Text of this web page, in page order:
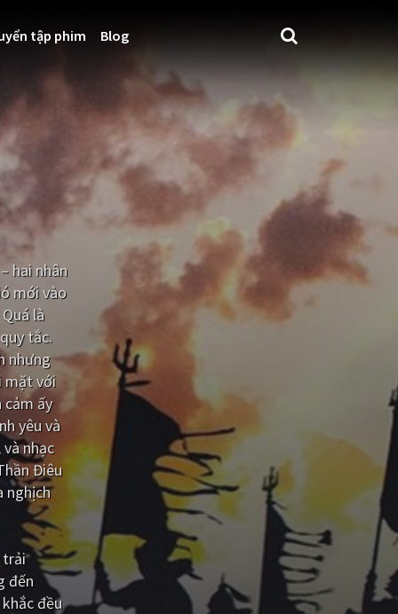
tập phim Blog
hai nhân
mới vào
là
tắc.
nhưng
mặt với
cảm ấy
yêu và
nhạc
Điêu
nghịch
đến
đều